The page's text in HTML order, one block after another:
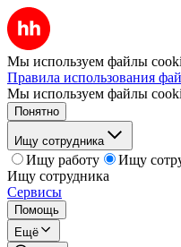
Мы используем файлы
Правила использования
Мы используем файлы
Понятно
Ищу сотрудника
Ищу работу
Ищу
Ищу сотрудника
Сервисы
Помощь
Ещё